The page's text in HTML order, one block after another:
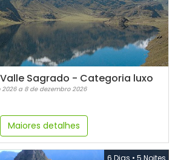
Sagrado - Categoria luxo
a 8 de dezembro 2026
Maiores detalhes